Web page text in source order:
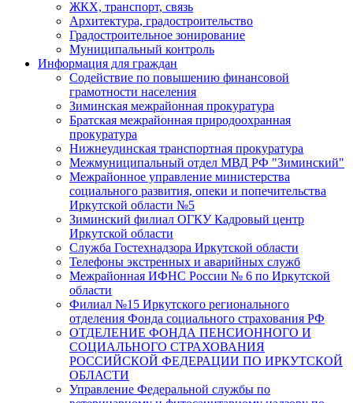
ЖКХ, транспорт, связь
Архитектура, градостроительство
Градостроительное зонирование
Муниципальный контроль
Информация для граждан
Содействие по повышению финансовой
грамотности населения
Зиминская межрайонная прокуратура
Братская межрайонная природоохранная
прокуратура
Нижнеудинская транспортная прокуратура
Межмуниципальный отдел МВД РФ "Зиминский"
Межрайонное управление министерства
социального развития, опеки и попечительства
Иркутской области №5
Зиминский филиал ОГКУ Кадровый центр
Иркутской области
Служба Гостехнадзора Иркутской области
Телефоны экстренных и аварийных служб
Межрайонная ИФНС России № 6 по Иркутской
области
Филиал №15 Иркутского регионального
отделения Фонда социального страхования РФ
ОТДЕЛЕНИЕ ФОНДА ПЕНСИОННОГО И
СОЦИАЛЬНОГО СТРАХОВАНИЯ
РОССИЙСКОЙ ФЕДЕРАЦИИ ПО ИРКУТСКОЙ
ОБЛАСТИ
Управление Федеральной службы по